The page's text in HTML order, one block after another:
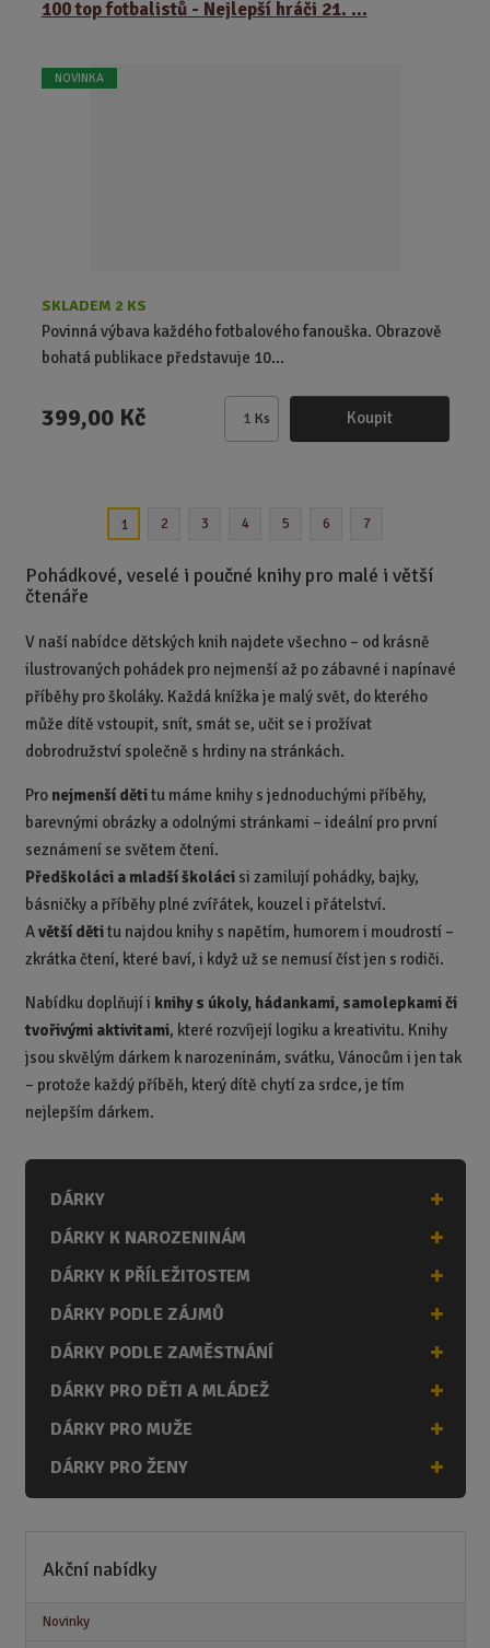
n
100 top fotbalistů - Nejlepší hráči 21. ...
NOVINKA
SKLADEM 2 KS
Povinná výbava každého fotbalového fanouška. Obrazově
bohatá publikace představuje 10...
399,00 Kč
Z
p
e
t
Ks Koupit
1 2 3 4 5 6 7
Pohádkové, veselé i poučné knihy pro malé i větší
čtenáře
V naší nabídce dětských knih najdete všechno – od krásně
ilustrovaných pohádek pro nejmenší až po zábavné i napínavé
příběhy pro školáky. Každá knížka je malý svět, do kterého
může dítě vstoupit, snít, smát se, učit se i prožívat
dobrodružství společně s hrdiny na stránkách.
Pro nejmenší dětitu máme knihy s jednoduchými příběhy,
barevnými obrázky a odolnými stránkami – ideální pro první
seznámení se světem čtení.
Předškoláci a mladší školácisi zamilují pohádky, bajky,
básničky a příběhy plné zvířátek, kouzel i přátelství.
Avětší dětitu najdou knihy s napětím, humorem i moudrostí –
zkrátka čtení, které baví, i když už se nemusí číst jen s rodiči.
Nabídku doplňují i knihy s úkoly, hádankami, samolepkami či
tvořivými aktivitami, které rozvíjejí logiku a kreativitu. Knihy
jsou skvělým dárkem k narozeninám, svátku, Vánocům i jen tak
– protože každý příběh, který dítě chytí za srdce, je tím
nejlepším dárkem.
DÁRKY
DÁRKY K NAROZENINÁM
DÁRKY K PŘÍLEŽITOSTEM
DÁRKY PODLE ZÁJMŮ
DÁRKY PODLE ZAMĚSTNÁNÍ
DÁRKY PRO DĚTI A MLÁDEŽ
DÁRKY PRO MUŽE
DÁRKY PRO ŽENY
Akční nabídky
Novinky